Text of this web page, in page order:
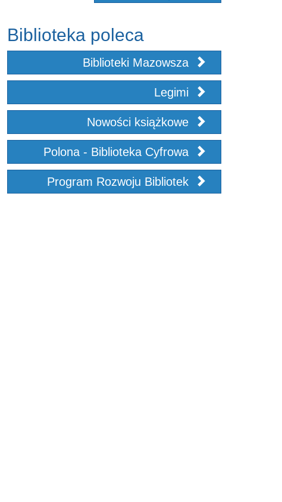
Biblioteka poleca
Biblioteki Mazowsza
Legimi
Nowości książkowe
Polona - Biblioteka Cyfrowa
Program Rozwoju Bibliotek